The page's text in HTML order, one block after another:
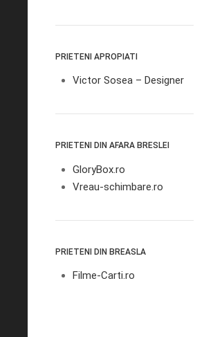
PRIETENI APROPIATI
Victor Sosea – Designer
PRIETENI DIN AFARA BRESLEI
GloryBox.ro
Vreau-schimbare.ro
PRIETENI DIN BREASLA
Filme-Carti.ro